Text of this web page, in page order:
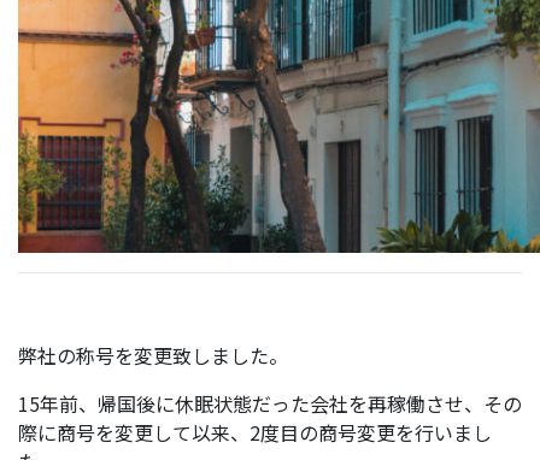
弊社の称号を変更致しました。
15年前、帰国後に休眠状態だった会社を再稼働させ、その
際に商号を変更して以来、2度目の商号変更を行いまし